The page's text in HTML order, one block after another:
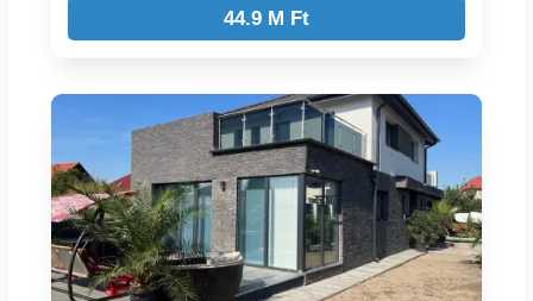
44.9 M Ft